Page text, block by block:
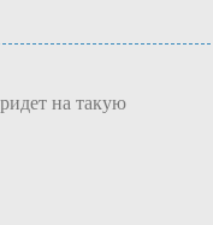
на такую